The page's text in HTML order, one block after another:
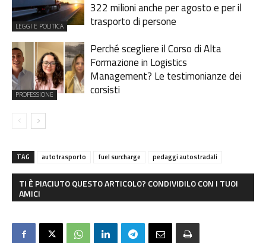
LEGGI E POLITICA
322 milioni anche per agosto e per il
trasporto di persone
PROFESSIONE
Perché scegliere il Corso di Alta
Formazione in Logistics
Management? Le testimonianze dei
corsisti
TAG autotrasporto fuel surcharge pedaggi autostradali
TI È PIACIUTO QUESTO ARTICOLO? CONDIVIDILO CON I TUOI
AMICI